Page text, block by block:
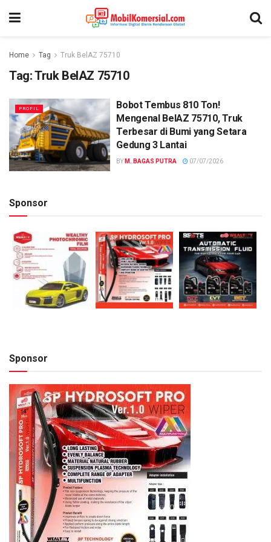
Home Tag Truk BelAZ 75710
Tag:Truk BelAZ 75710
PROFIL
Bobot Tembus 810 Ton!
Mengenal BelAZ 75710, Truk
Terbesar di Bumi yang Setara
Gedung 3 Lantai
BY M. BAGAS PUTRA 07/07/2026
Sponsor
Sponsor